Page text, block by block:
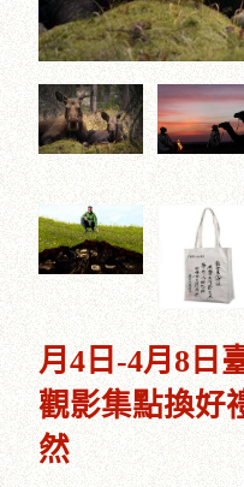
月4日-4月8日
觀影集點換好
然